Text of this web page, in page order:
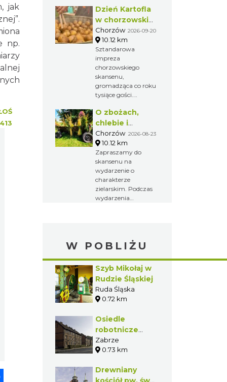
jak
np.
Dzień Kartofla
w chorzowskim
skansenie
Chorzów 2026-09-20
10.12 km
Sztandarowa
impreza
chorzowskiego
skansenu,
gromadząca co roku
tysiące gości.
dawnych obrzędów
i zwyczajów na
Górnym Śląsku.
O zbożach,
chlebie i
ziołach
Chorzów 2026-08-23
10.12 km
Zapraszamy do
skansenu na
wydarzenie o
charakterze
zielarskim. Podczas
wydarzenia
W POBLIŻU
Szyb Mikołaj w
Rudzie Śląskiej
Ruda Śląska
0.72 km
Osiedle
robotnicze
Kolonia B w
Zabrzu
Zabrze
0.73 km
Drewniany